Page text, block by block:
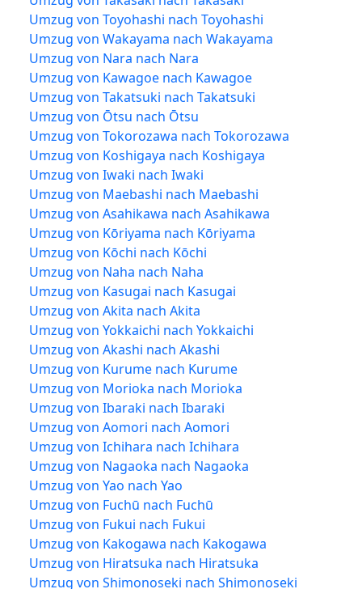
Umzug von Toyohashi nach Toyohashi
Umzug von Wakayama nach Wakayama
Umzug von Nara nach Nara
Umzug von Kawagoe nach Kawagoe
Umzug von Takatsuki nach Takatsuki
Umzug von Ōtsu nach Ōtsu
Umzug von Tokorozawa nach Tokorozawa
Umzug von Koshigaya nach Koshigaya
Umzug von Iwaki nach Iwaki
Umzug von Maebashi nach Maebashi
Umzug von Asahikawa nach Asahikawa
Umzug von Kōriyama nach Kōriyama
Umzug von Kōchi nach Kōchi
Umzug von Naha nach Naha
Umzug von Kasugai nach Kasugai
Umzug von Akita nach Akita
Umzug von Yokkaichi nach Yokkaichi
Umzug von Akashi nach Akashi
Umzug von Kurume nach Kurume
Umzug von Morioka nach Morioka
Umzug von Ibaraki nach Ibaraki
Umzug von Aomori nach Aomori
Umzug von Ichihara nach Ichihara
Umzug von Nagaoka nach Nagaoka
Umzug von Yao nach Yao
Umzug von Fuchū nach Fuchū
Umzug von Fukui nach Fukui
Umzug von Kakogawa nach Kakogawa
Umzug von Hiratsuka nach Hiratsuka
Umzug von Shimonoseki nach Shimonoseki